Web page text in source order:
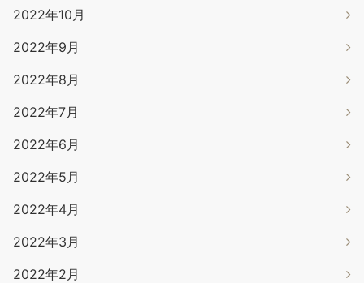
2022年10月
2022年9月
2022年8月
2022年7月
2022年6月
2022年5月
2022年4月
2022年3月
2022年2月